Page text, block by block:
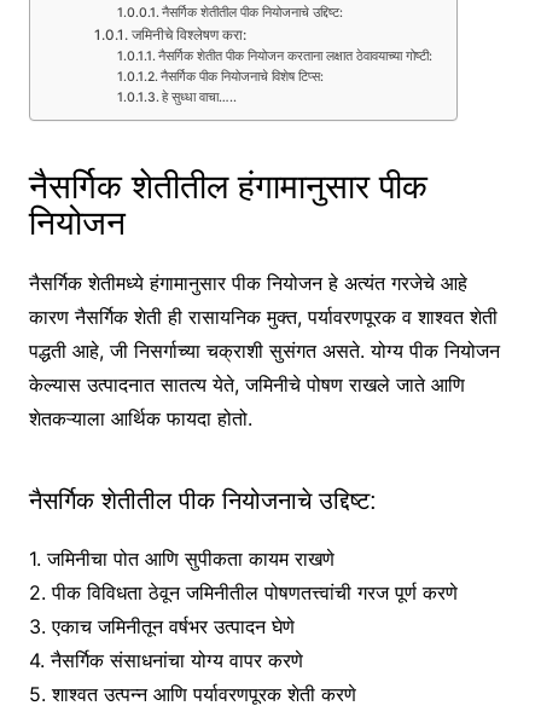
नैसर्गिक शेतीतील पीक नियोजनाचे उद्दिष्ट:
जमिनीचे विश्लेषण करा:
नैसर्गिक शेतीत पीक नियोजन करताना लक्षात ठेवावयाच्या गोष्टी:
नैसर्गिक पीक नियोजनाचे विशेष टिप्स:
हे सुध्धा वाचा…..
नैसर्गिक शेतीतील हंगामानुसार पीक
नियोजन
नैसर्गिक शेतीमध्ये हंगामानुसार पीक नियोजन हे अत्यंत गरजेचे आहे
कारण नैसर्गिक शेती ही रासायनिक मुक्त, पर्यावरणपूरक व शाश्वत शेती
पद्धती आहे, जी निसर्गाच्या चक्राशी सुसंगत असते. योग्य पीक नियोजन
केल्यास उत्पादनात सातत्य येते, जमिनीचे पोषण राखले जाते आणि
शेतकऱ्याला आर्थिक फायदा होतो.
नैसर्गिक शेतीतील पीक नियोजनाचे उद्दिष्ट:
1. जमिनीचा पोत आणि सुपीकता कायम राखणे
2. पीक विविधता ठेवून जमिनीतील पोषणतत्त्वांची गरज पूर्ण करणे
3. एकाच जमिनीतून वर्षभर उत्पादन घेणे
4. नैसर्गिक संसाधनांचा योग्य वापर करणे
5. शाश्वत उत्पन्न आणि पर्यावरणपूरक शेती करणे